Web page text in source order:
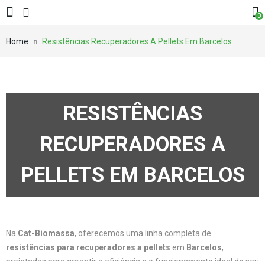
0
Home Resistências Recuperadores A Pellets Em Barcelos
RESISTÊNCIAS
RECUPERADORES A
PELLETS EM BARCELOS
Na Cat-Biomassa, oferecemos uma linha completa de
resistências para recuperadores a pellets em Barcelos,